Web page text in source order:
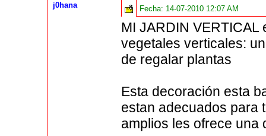
j0hana Fecha: 14-07-2010 12:07 AM
MI JARDIN
vegetales verticales:
de regalar plantas
Esta decoración esta
estan adecuados para
amplios les ofrece una